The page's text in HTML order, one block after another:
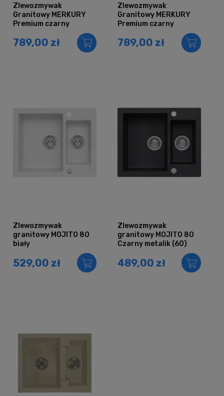
Zlewozmywak
Granitowy MERKURY
Premium czarny
789,00 zł
Zlewozmywak
Granitowy MERKURY
Premium czarny
789,00 zł
Zlewozmywak
granitowy MOJITO 80
biały
529,00 zł
Zlewozmywak
granitowy MOJITO 80
Czarny metalik (60)
489,00 zł